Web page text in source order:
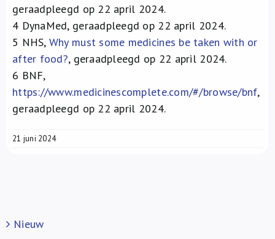
geraadpleegd op 22 april 2024.
4 DynaMed, geraadpleegd op 22 april 2024.
5 NHS, Why must some medicines be taken with or
after food?, geraadpleegd op 22 april 2024.
6 BNF,
https://www.medicinescomplete.com/#/browse/bnf,
geraadpleegd op 22 april 2024.
21 juni 2024
Nieuw